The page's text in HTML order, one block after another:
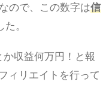
ので、この数字は信
。
収益何万円！と報
ィリエイトを行って